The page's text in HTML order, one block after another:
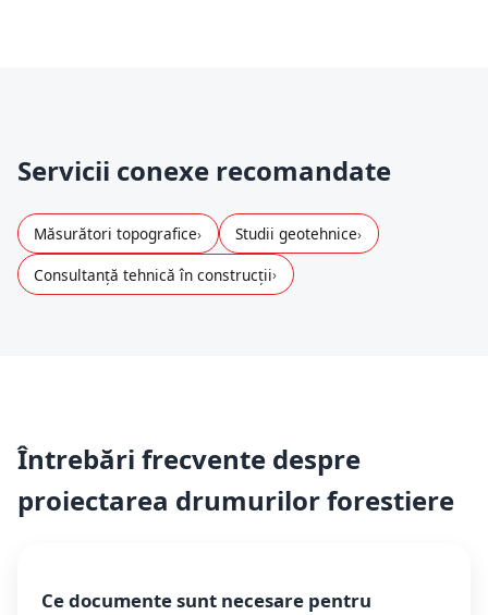
Servicii conexe recomandate
Măsurători topografice
Studii geotehnice
Consultanță tehnică în construcții
Întrebări frecvente despre
proiectarea drumurilor forestiere
Ce documente sunt necesare pentru